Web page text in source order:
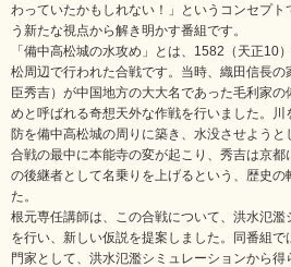
わっていたかもしれない！」というコンセプ
う新たな視点から解き明かす番組です。
「備中高松城の水攻め」とは、1582（天正10
松周辺で行われた合戦です。当時、織田信長
臣秀吉）が中国地方の大大名であった毛利家
めと呼ばれる奇想天外な作戦を行いました。
防を備中高松城の周りに築き、水没させよう
合戦の最中に本能寺の変が起こり、秀吉は京
の後継者として名乗りを上げるという、歴史の
た。
根元専任講師は、この合戦について、洪水氾
を行い、新しい仮説を提案しました。同番組
門家として、洪水氾濫シミュレーションから